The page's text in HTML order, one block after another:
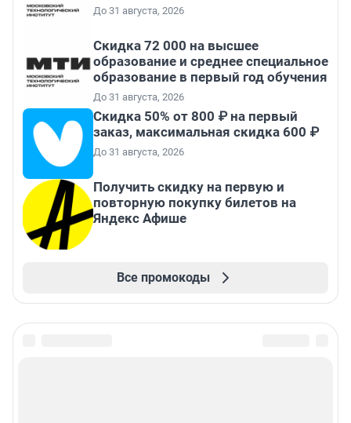
До 31 августа, 2026
Скидка 72 000 на высшее
образование и среднее специальное
образование в первый год обучения
До 31 августа, 2026
Скидка 50% от 800 ₽ на первый
заказ, максимальная скидка 600 ₽
До 31 августа, 2026
Получить скидку на первую и
повторную покупку билетов на
Яндекс Афише
Все промокоды